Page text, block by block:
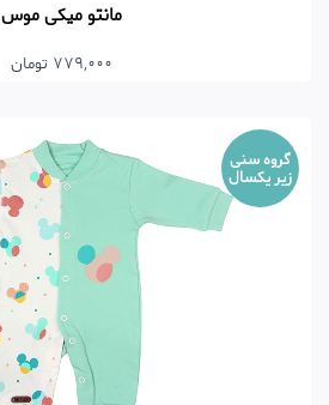
مانتو میکی موس
779,000 تومان
گروه سنی
زیر یکسال